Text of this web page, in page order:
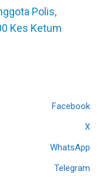
Polis,
Kes Ketum
Facebook
X
WhatsApp
Telegram